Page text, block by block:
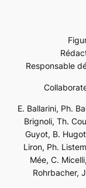
Responsable
E. Ballarini, Ph.
Brignoli, Th.
Guyot, B.
Liron, Ph.
Mée, C.
Rohrbacher,